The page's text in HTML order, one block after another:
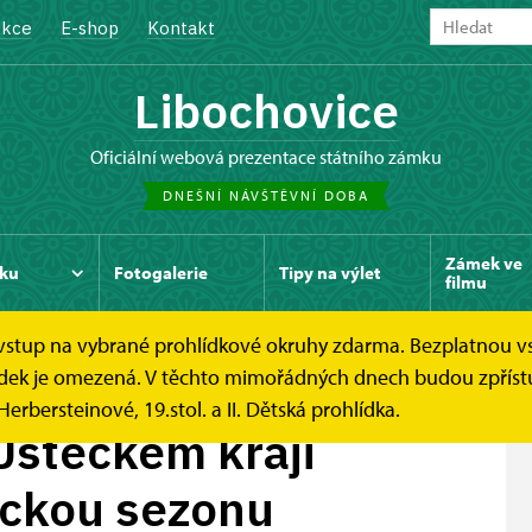
E-shop Kontakt
Libochovice
oficiální webová prezentace státního zámku
DNEŠNÍ NÁVŠTĚVNÍ DOBA
Fotogalerie Tipy na výlet
Zámek ve
filmu
na vybrané prohlídkové okruhy zdarma. Bezplatnou
je omezená. V těchto mimořádných dnech budou
19.stol. a II. Dětská prohlídka.
kraji...
kraji
sezonu